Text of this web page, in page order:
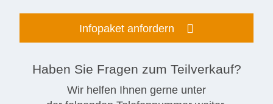
Infopaket anfordern
Haben Sie Fragen zum Teilverkauf?
Wir helfen Ihnen gerne unter